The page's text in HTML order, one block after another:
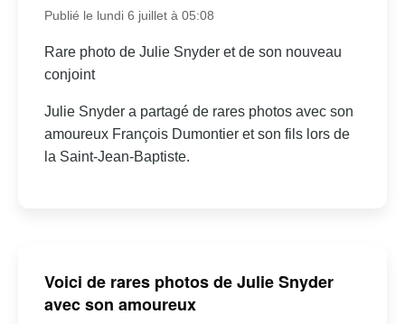
Publié le lundi 6 juillet à 05:08
Rare photo de Julie Snyder et de son nouveau
conjoint
Julie Snyder a partagé de rares photos avec son
amoureux François Dumontier et son fils lors de
la Saint-Jean-Baptiste.
Voici de rares photos de Julie Snyder
avec son amoureux